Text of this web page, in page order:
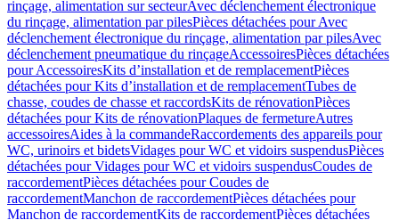
rinçage, alimentation sur secteurAvec déclenchement électronique
du rinçage, alimentation par pilesPièces détachées pour Avec
déclenchement électronique du rinçage, alimentation par pilesAvec
déclenchement pneumatique du rinçageAccessoiresPièces détachées
pour AccessoiresKits d’installation et de remplacementPièces
détachées pour Kits d’installation et de remplacementTubes de
chasse, coudes de chasse et raccordsKits de rénovationPièces
détachées pour Kits de rénovationPlaques de fermetureAutres
accessoiresAides à la commandeRaccordements des appareils pour
WC, urinoirs et bidetsVidages pour WC et vidoirs suspendusPièces
détachées pour Vidages pour WC et vidoirs suspendusCoudes de
raccordementPièces détachées pour Coudes de
raccordementManchon de raccordementPièces détachées pour
Manchon de raccordementKits de raccordementPièces détachées